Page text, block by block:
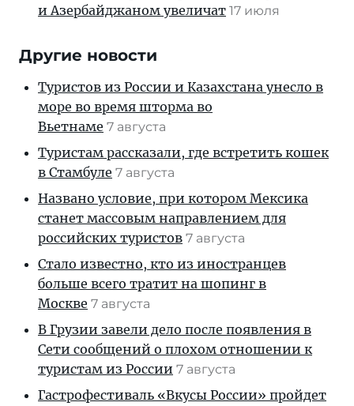
и Азербайджаном увеличат 17 июля
Другие новости
Туристов из России и Казахстана унесло в
море во время шторма во
Вьетнаме 7 августа
Туристам рассказали, где встретить кошек
в Стамбуле 7 августа
Названо условие, при котором Мексика
станет массовым направлением для
российских туристов 7 августа
Стало известно, кто из иностранцев
больше всего тратит на шопинг в
Москве 7 августа
В Грузии завели дело после появления в
Сети сообщений о плохом отношении к
туристам из России 7 августа
Гастрофестиваль «Вкусы России» пройдет